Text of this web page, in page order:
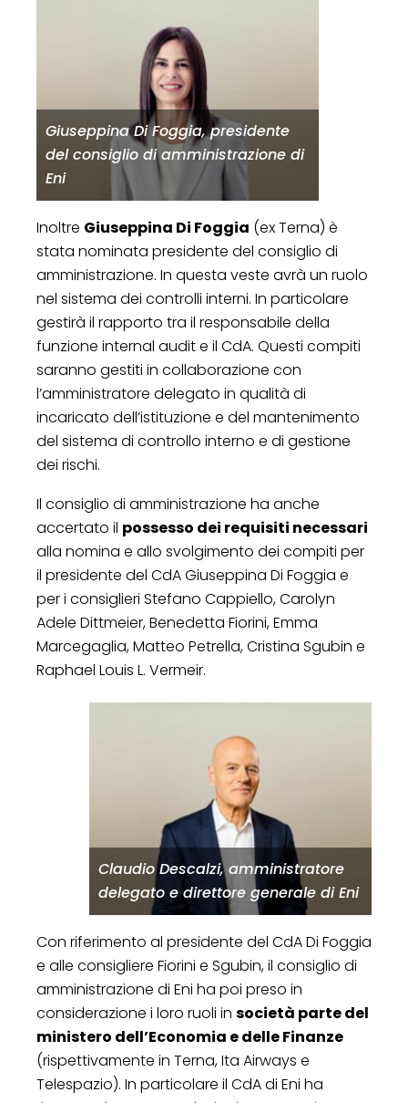
Giuseppina Di Foggia, presidente
del consiglio di amministrazione di
Eni
Inoltre Giuseppina Di Foggia (ex Terna) è
stata nominata presidente del consiglio di
amministrazione. In questa veste avrà un ruolo
nel sistema dei controlli interni. In particolare
gestirà il rapporto tra il responsabile della
funzione internal audit e il CdA. Questi compiti
saranno gestiti in collaborazione con
l’amministratore delegato in qualità di
incaricato dell’istituzione e del mantenimento
del sistema di controllo interno e di gestione
dei rischi.
Il consiglio di amministrazione ha anche
accertato il possesso dei requisiti necessari
alla nomina e allo svolgimento dei compiti per
il presidente del CdA Giuseppina Di Foggia e
per i consiglieri Stefano Cappiello, Carolyn
Adele Dittmeier, Benedetta Fiorini, Emma
Marcegaglia, Matteo Petrella, Cristina Sgubin e
Raphael Louis L. Vermeir.
Claudio Descalzi, amministratore
delegato e direttore generale di Eni
Con riferimento al presidente del CdA Di Foggia
e alle consigliere Fiorini e Sgubin, il consiglio di
amministrazione di Eni ha poi preso in
considerazione i loro ruoli in società parte del
ministero dell’Economia e delle Finanze
(rispettivamente in Terna, Ita Airways e
Telespazio). In particolare il CdA di Eni ha